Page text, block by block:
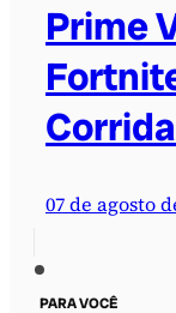
Prime
07 de agosto
PARA VOCÊ